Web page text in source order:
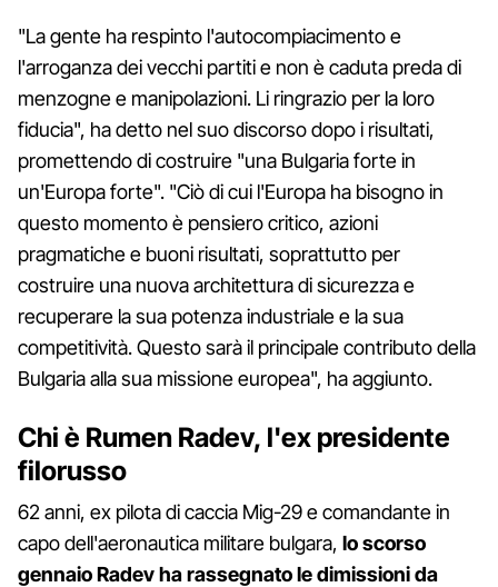
"La gente ha respinto l'autocompiacimento e
l'arroganza dei vecchi partiti e non è caduta preda di
menzogne e manipolazioni. Li ringrazio per la loro
fiducia", ha detto nel suo discorso dopo i risultati,
promettendo di costruire "una Bulgaria forte in
un'Europa forte". "Ciò di cui l'Europa ha bisogno in
questo momento è pensiero critico, azioni
pragmatiche e buoni risultati, soprattutto per
costruire una nuova architettura di sicurezza e
recuperare la sua potenza industriale e la sua
competitività. Questo sarà il principale contributo della
Bulgaria alla sua missione europea", ha aggiunto.
Chi è Rumen Radev, l'ex presidente
filorusso
62 anni, ex pilota di caccia Mig-29 e comandante in
capo dell'aeronautica militare bulgara, lo scorso
gennaio Radev ha rassegnato le dimissioni da